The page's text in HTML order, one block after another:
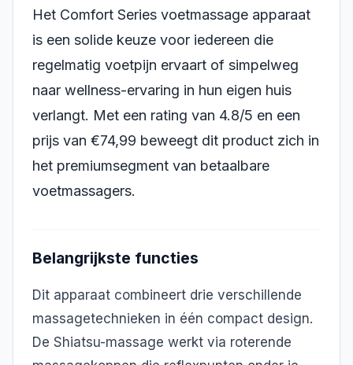
Het Comfort Series voetmassage apparaat
is een solide keuze voor iedereen die
regelmatig voetpijn ervaart of simpelweg
naar wellness-ervaring in hun eigen huis
verlangt. Met een rating van 4.8/5 en een
prijs van €74,99 beweegt dit product zich in
het premiumsegment van betaalbare
voetmassagers.
Belangrijkste functies
Dit apparaat combineert drie verschillende
massagetechnieken in één compact design.
De Shiatsu-massage werkt via roterende